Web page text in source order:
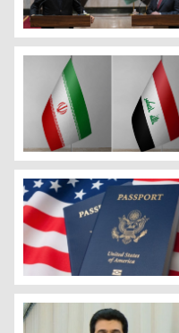
Iraq û Pakistan
Îran vîzeyê ji bo
Amerîka 125 hezar